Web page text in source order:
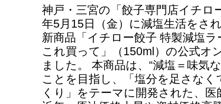
神戸・三宮の「餃子専門店イチロ
年5月15日（金）に減塩生活をさ
新商品「イチロー餃子 特製減塩
これ買って」（150ml）の公式オ
ました。 本商品は、“減塩＝味気
ことを目指し、「塩分を足さな
くり」をテーマに開発された、